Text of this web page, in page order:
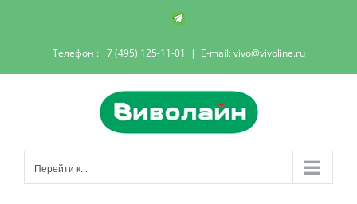
content
Телеграм-
Телефон : +7 (495) 125-11-01 | E-mail: vivo@vivoline.ru
Перейти к...